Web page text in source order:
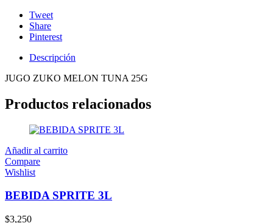
Tweet
Share
Pinterest
Descripción
JUGO ZUKO MELON TUNA 25G
Productos relacionados
Añadir al carrito
Compare
Wishlist
BEBIDA SPRITE 3L
$3,250